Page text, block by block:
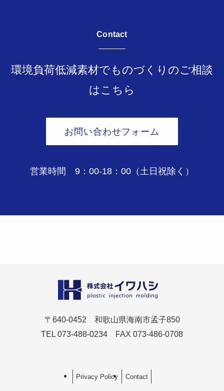
Contact
環境負荷低減素材でものづくりのご相談
はこちら
お問い合わせフォーム
営業時間 9：00-18：00（土日祝除く）
〒640-0452 和歌山県海南市孟子850
TEL 073-488-0234 FAX 073-486-0708
Privacy Policy Contact